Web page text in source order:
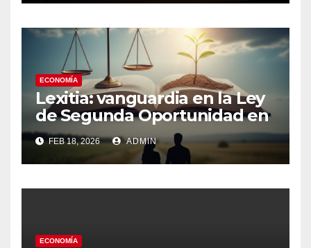
ECONOMÍA
Lexitia: vanguardia en la Ley
de Segunda Oportunidad en
España
FEB 18, 2026 ADMIN
ECONOMÍA